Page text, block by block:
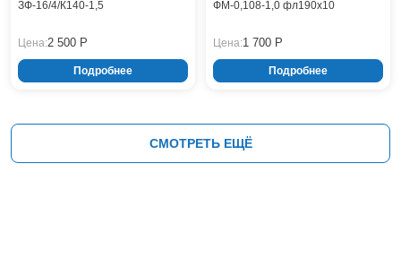
ЗФ-16/4/К140-1,5
Цена:2 500 Р
Подробнее
ФМ-0,108-1,0 фл190x10
Цена:1 700 Р
Подробнее
СМОТРЕТЬ ЕЩЁ